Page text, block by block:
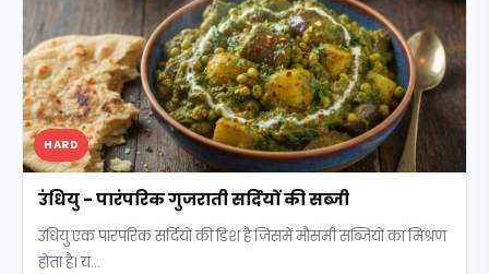
HARD
उंधियु - पारंपरिक गुजराती सर्दियों की सब्जी
उंधियु एक पारंपरिक सर्दियों की डिश है जिसमें मौसमी सब्जियों का मिश्रण
होता है। य...